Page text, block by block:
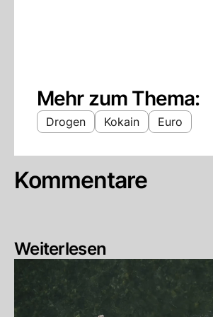
Mehr zum Thema:
Drogen Kokain Euro
Kommentare
Weiterlesen